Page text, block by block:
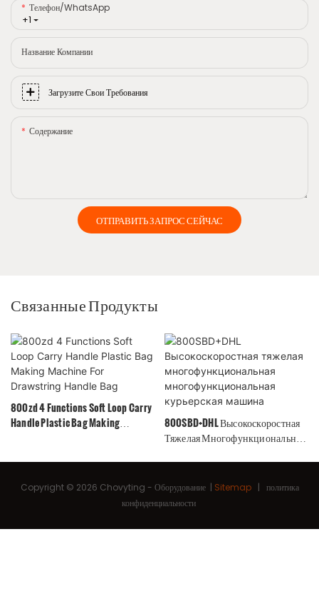
+1
Телефон/WhatsApp
Название Компании
Загрузите Свои Требования
Содержание
ОТПРАВИТЬ ЗАПРОС СЕЙЧАС
Связанные Продукты
800zd 4 Functions Soft Loop Carry
Handle Plastic Bag Making
800SBD+DHL Высокоскоростная
Тяжелая Многофункциональная
Copyright © 2026 Chovyting - Оборудование | Sitemap | политика
конфиденциальности